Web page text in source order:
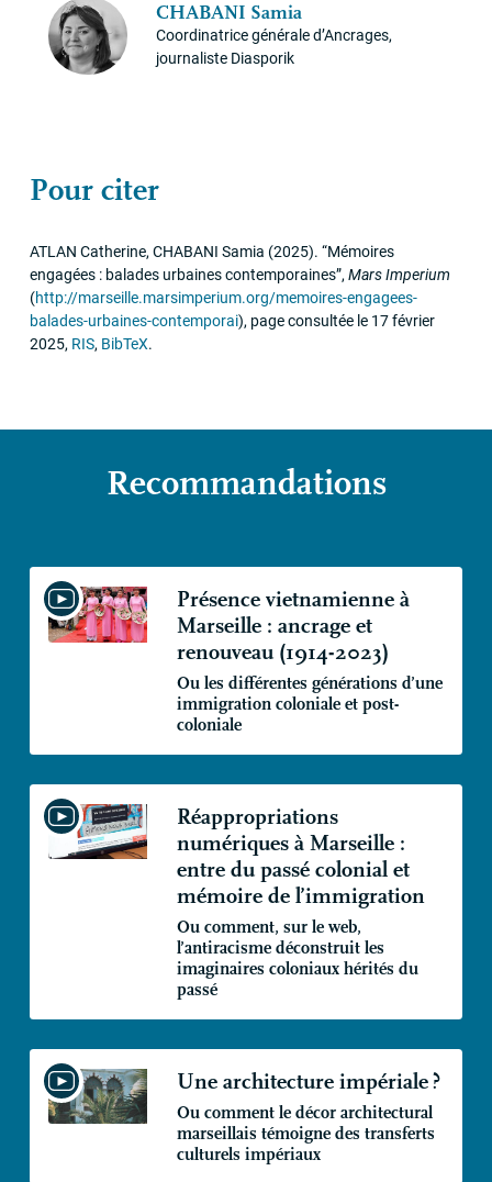
CHABANI Samia
Coordinatrice générale d’Ancrages,
journaliste Diasporik
Pour citer
ATLAN Catherine,CHABANI Samia (2025). “Mémoires
engagées : balades urbaines contemporaines”,Mars Imperium
(http://marseille.marsimperium.org/memoires-engagees-
balades-urbaines-contemporai), page consultée le 17 février
2025, RIS, BibTeX.
Recommandations
Présence vietnamienne à
Marseille : ancrage et
renouveau (1914-2023)
Ou les différentes générations d’une
immigration coloniale et post-
coloniale
Réappropriations
numériques à Marseille :
entre du passé colonial et
mémoire de l’immigration
Ou comment, sur le web,
l’antiracisme déconstruit les
imaginaires coloniaux hérités du
passé
Une architecture impériale?
Ou comment le décor architectural
marseillais témoigne des transferts
culturels impériaux